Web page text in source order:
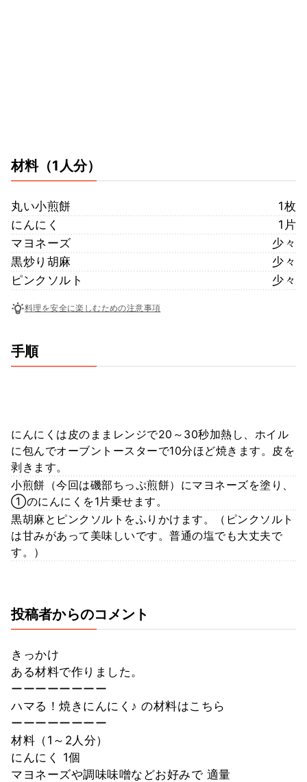
材料（1人分）
丸い小煎餅
1枚
にんにく
1片
マヨネーズ
少々
黒炒り胡麻
少々
ピンクソルト
少々
料理を安全に楽しむための注意事項
手順
にんにくは皮のままレンジで20～30秒加熱し、ホイル
に包んでオーブントースターで10分ほど焼きます。皮を
剥きます。
小煎餅（今回は磯部ちっぷ煎餅）にマヨネーズを塗り、
①のにんにくを1片乗せます。
黒胡麻とピンクソルトをふりかけます。（ピンクソルト
は甘みがあって美味しいです。普通の塩でも大丈夫で
す。）
投稿者からのコメント
きっかけ
ある材料で作りました。
ーーーーーーーー
ハマる！焼きにんにく♪ の材料はこちら
ーーーーーーーー
材料（1～2人分）
にんにく 1個
マヨネーズや調味味噌などお好みで 適量